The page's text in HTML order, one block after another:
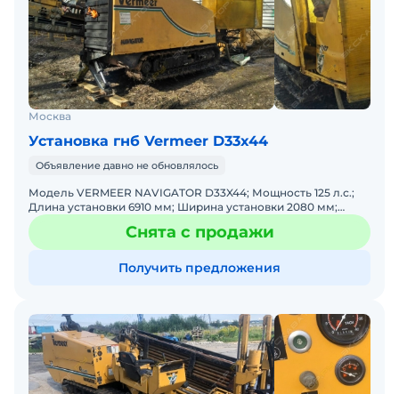
Москва
Установка гнб Vermeer D33x44
Объявление давно не обновлялось
Модель VERMEER NAVIGATOR D33X44; Мощность 125 л.с.;
Длина установки 6910 мм; Ширина установки 2080 мм;
Снята с продажи
Получить предложения